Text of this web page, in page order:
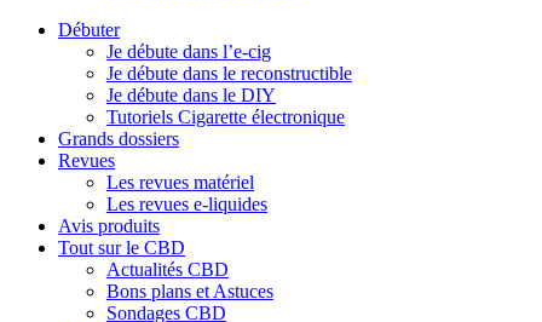
Débuter
Je débute dans l’e-cig
Je débute dans le reconstructible
Je débute dans le DIY
Tutoriels Cigarette électronique
Grands dossiers
Revues
Les revues matériel
Les revues e-liquides
Avis produits
Tout sur le CBD
Actualités CBD
Bons plans et Astuces
Sondages CBD